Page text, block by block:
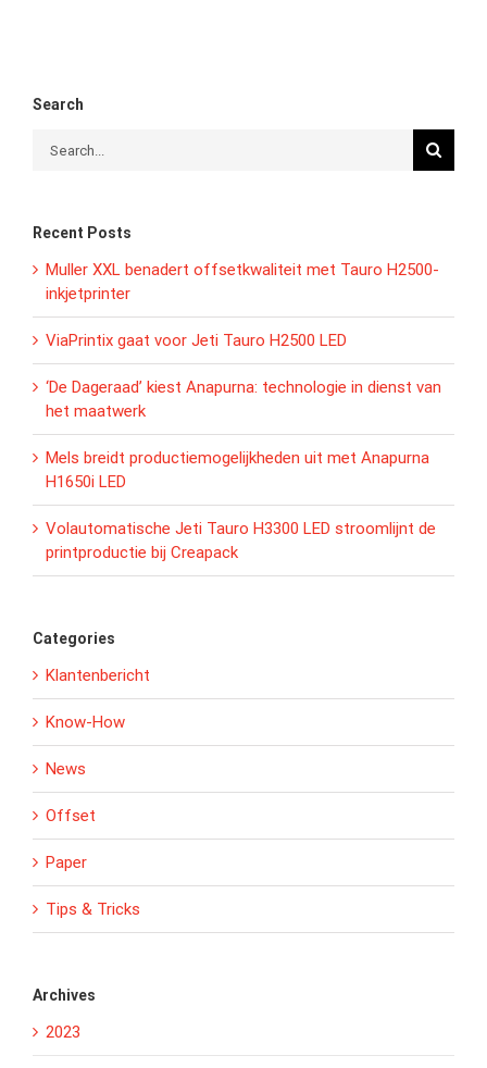
Search
Recent Posts
Muller XXL benadert offsetkwaliteit met Tauro H2500-
inkjetprinter
ViaPrintix gaat voor Jeti Tauro H2500 LED
‘De Dageraad’ kiest Anapurna: technologie in dienst van
het maatwerk
Mels breidt productiemogelijkheden uit met Anapurna
H1650i LED
Volautomatische Jeti Tauro H3300 LED stroomlijnt de
printproductie bij Creapack
Categories
Klantenbericht
Know-How
News
Offset
Paper
Tips & Tricks
Archives
2023